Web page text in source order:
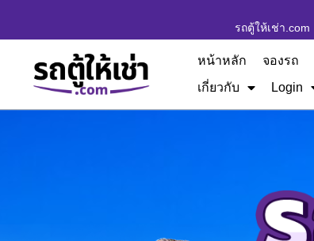
รถตู้ให้เช่า.com
หน้าหลัก จองรถ
เกี่ยวกับ
Login